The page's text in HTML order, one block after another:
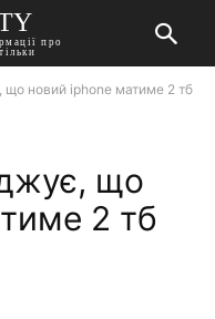
про
що новий iphone матиме 2 тб
що
2 тб